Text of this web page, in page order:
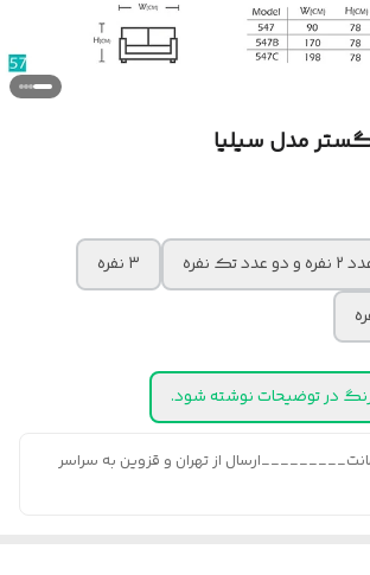
گستر مدل سیلیا
۳ نفره
در توضیحات نوشته شود.
ماه ضمانت_________ارسال از تهران و قزوین به سراسر